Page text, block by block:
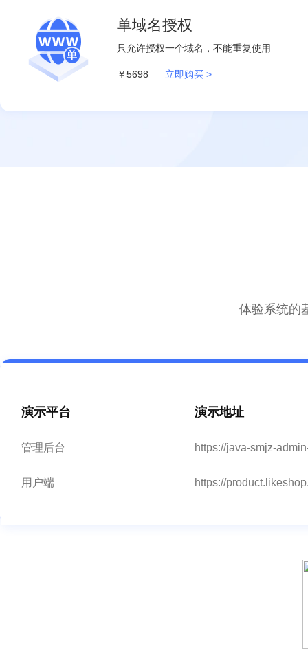
单域名授权
只允许授权一个域名，不能重复使用
￥5698 立即购买 >
体验系统的
演示平台 演示地址
管理后台 https://java-smjz-
用户端 https://